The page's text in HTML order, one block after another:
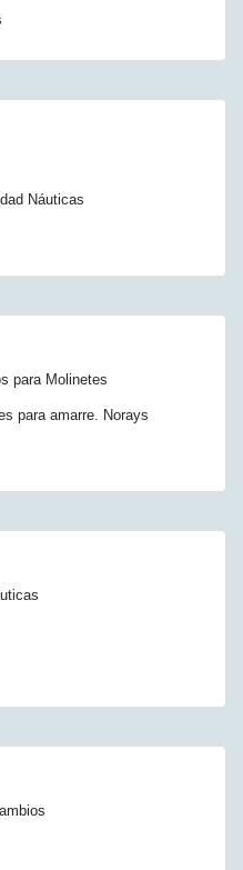
Náuticas
para Molinetes
para amarre. Norays